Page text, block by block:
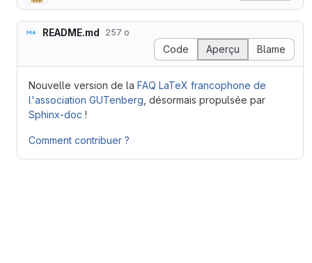
README.md 257 o
Code Aperçu Blame
Nouvelle version de la FAQ LaTeX francophone de
l'association GUTenberg , désormais propulsée par
Sphinx-doc !
Comment contribuer ?